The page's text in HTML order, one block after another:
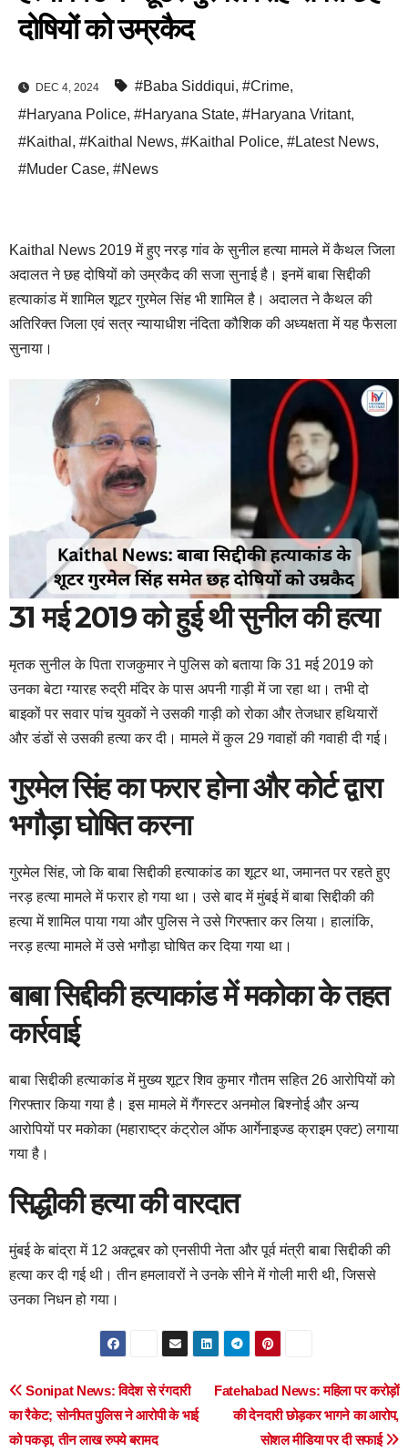
दोषियों को उम्रकैद
DEC 4, 2024 #Baba Siddiqui, #Crime,
#Haryana Police, #Haryana State, #Haryana Vritant,
#Kaithal , #Kaithal News, #Kaithal Police, #Latest News,
#Muder Case, #News
Kaithal News 2019 में हुए नरड़ गांव के सुनील हत्या मामले में कैथल जिला
अदालत ने छह दोषियों को उम्रकैद की सजा सुनाई है। इनमें बाबा सिद्दीकी
हत्याकांड में शामिल शूटर गुरमेल सिंह भी शामिल है। अदालत ने कैथल की
अतिरिक्त जिला एवं सत्र न्यायाधीश नंदिता कौशिक की अध्यक्षता में यह फैसला
सुनाया।
31 मई 2019 को हुई थी सुनील की हत्या
मृतक सुनील के पिता राजकुमार ने पुलिस को बताया कि 31 मई 2019 को
उनका बेटा ग्यारह रुद्री मंदिर के पास अपनी गाड़ी में जा रहा था। तभी दो
बाइकों पर सवार पांच युवकों ने उसकी गाड़ी को रोका और तेजधार हथियारों
और डंडों से उसकी हत्या कर दी। मामले में कुल 29 गवाहों की गवाही दी गई।
गुरमेल सिंह का फरार होना और कोर्ट द्वारा
भगौड़ा घोषित करना
गुरमेल सिंह, जो कि बाबा सिद्दीकी हत्याकांड का शूटर था, जमानत पर रहते हुए
नरड़ हत्या मामले में फरार हो गया था। उसे बाद में मुंबई में बाबा सिद्दीकी की
हत्या में शामिल पाया गया और पुलिस ने उसे गिरफ्तार कर लिया। हालांकि,
नरड़ हत्या मामले में उसे भगौड़ा घोषित कर दिया गया था।
बाबा सिद्दीकी हत्याकांड में मकोका के तहत
कार्रवाई
बाबा सिद्दीकी हत्याकांड में मुख्य शूटर शिव कुमार गौतम सहित 26 आरोपियों को
गिरफ्तार किया गया है। इस मामले में गैंगस्टर अनमोल बिश्नोई और अन्य
आरोपियों पर मकोका (महाराष्ट्र कंट्रोल ऑफ आर्गेनाइज्ड क्राइम एक्ट) लगाया
गया है।
सिद्धीकी हत्या की वारदात
मुंबई के बांद्रा में 12 अक्टूबर को एनसीपी नेता और पूर्व मंत्री बाबा सिद्दीकी की
हत्या कर दी गई थी। तीन हमलावरों ने उनके सीने में गोली मारी थी, जिससे
उनका निधन हो गया।
Post
navigation
Fatehabad News: महिला पर करोड़ों
की देनदारी छोड़कर भागने का आरोप,
सोशल मीडिया पर दी सफाई
Sonipat News: विदेश से रंगदारी
का रैकेट; सोनीपत पुलिस ने आरोपी के भाई
को पकड़ा, तीन लाख रुपये बरामद